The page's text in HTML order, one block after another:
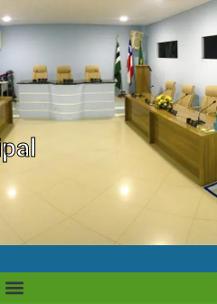
ferramentas